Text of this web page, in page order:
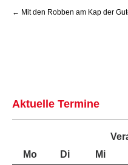
navigation
← Mit den Robben am Kap der
Aktuelle Termine
MoMontag
Di Dienstag
Mi